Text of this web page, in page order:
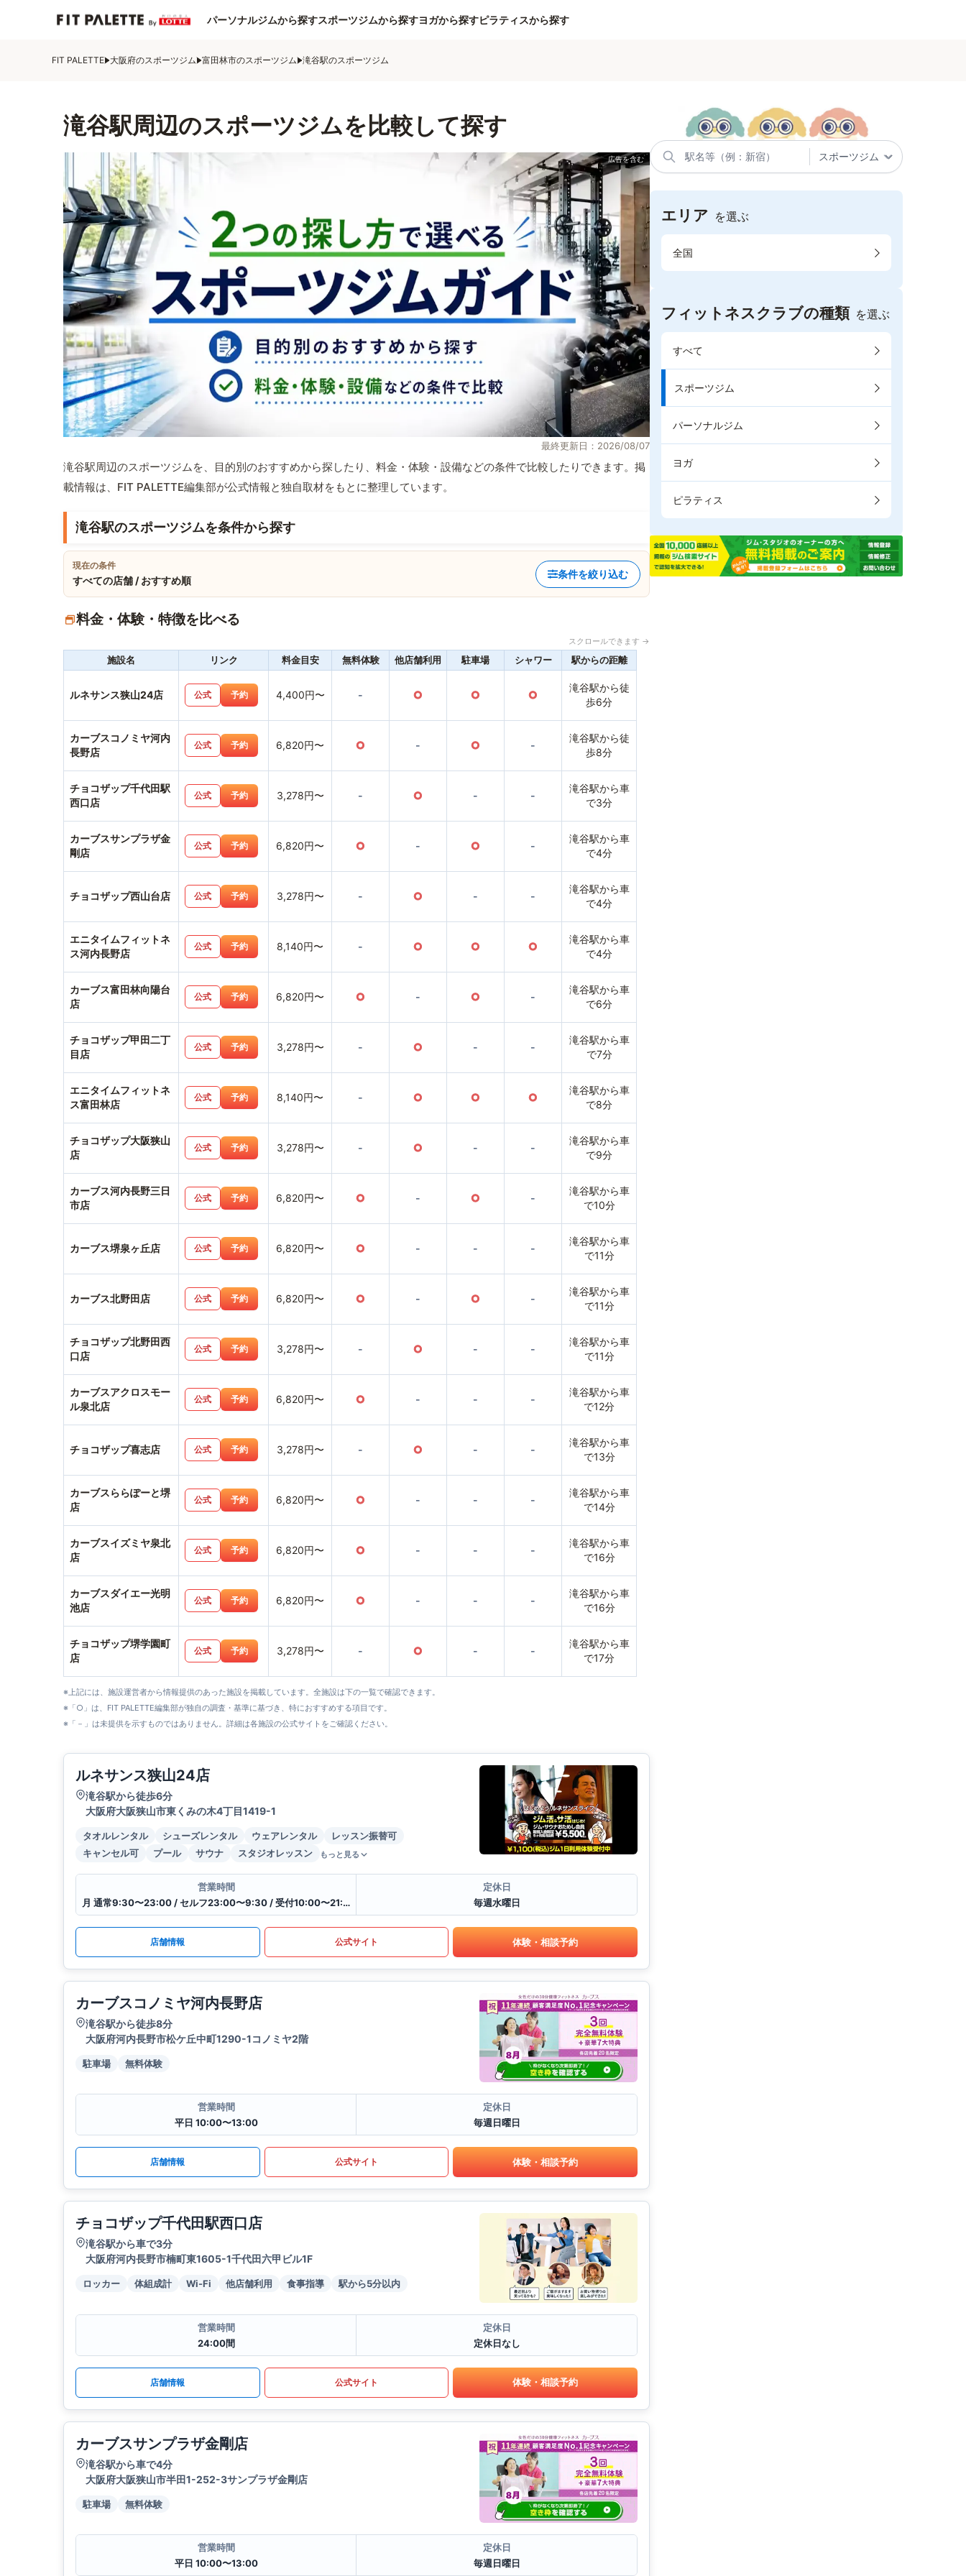
パーソナルジムから探すスポーツジムから探すヨガから探すピラティスから探す
FIT PALETTE 大阪府のスポーツジム 富田林市のスポーツジム 滝谷駅のスポーツジム
滝谷駅周辺のスポーツジムを比較して探す
最終更新日：2026/08/07
滝谷駅周辺のスポーツジムを、目的別のおすすめから探したり、料金・体験・設備などの条件で比較したりできます。掲
載情報は、FIT PALETTE編集部が公式情報と独自取材をもとに整理しています。
滝谷駅のスポーツジムを条件から探す
現在の条件
すべての店舗 / おすすめ順
条件を絞り込む
料金・体験・特徴を比べる
スクロールできます →
施設名 リンク 料金目安 無料体験 他店舗利用 駐車場 シャワー 駅からの距離
ルネサンス狭山24店 公式 予約 4,400円〜 - ○ ○ ○
滝谷駅から徒
歩6分
カーブスコノミヤ河内
長野店
公式 予約 6,820円〜 ○ - ○ -
滝谷駅から徒
歩8分
チョコザップ千代田駅
西口店
公式 予約 3,278円〜 - ○ - -
滝谷駅から車
で3分
カーブスサンプラザ金
剛店
公式 予約 6,820円〜 ○ - ○ -
滝谷駅から車
で4分
チョコザップ西山台店 公式 予約 3,278円〜 - ○ - -
滝谷駅から車
で4分
エニタイムフィットネ
ス河内長野店
公式 予約 8,140円〜 - ○ ○ ○
滝谷駅から車
で4分
カーブス富田林向陽台
店
公式 予約 6,820円〜 ○ - ○ -
滝谷駅から車
で6分
チョコザップ甲田二丁
目店
公式 予約 3,278円〜 - ○ - -
滝谷駅から車
で7分
エニタイムフィットネ
ス富田林店
公式 予約 8,140円〜 - ○ ○ ○
滝谷駅から車
で8分
チョコザップ大阪狭山
店
公式 予約 3,278円〜 - ○ - -
滝谷駅から車
で9分
カーブス河内長野三日
市店
公式 予約 6,820円〜 ○ - ○ -
滝谷駅から車
で10分
カーブス堺泉ヶ丘店 公式 予約 6,820円〜 ○ - - -
滝谷駅から車
で11分
カーブス北野田店 公式 予約 6,820円〜 ○ - ○ -
滝谷駅から車
で11分
チョコザップ北野田西
口店
公式 予約 3,278円〜 - ○ - -
滝谷駅から車
で11分
カーブスアクロスモー
ル泉北店
公式 予約 6,820円〜 ○ - - -
滝谷駅から車
で12分
チョコザップ喜志店 公式 予約 3,278円〜 - ○ - -
滝谷駅から車
で13分
カーブスららぽーと堺
店
公式 予約 6,820円〜 ○ - - -
滝谷駅から車
で14分
カーブスイズミヤ泉北
店
公式 予約 6,820円〜 ○ - - -
滝谷駅から車
で16分
カーブスダイエー光明
池店
公式 予約 6,820円〜 ○ - - -
滝谷駅から車
で16分
チョコザップ堺学園町
店
公式 予約 3,278円〜 - ○ - -
滝谷駅から車
で17分
※上記には、施設運営者から情報提供のあった施設を掲載しています。全施設は下の一覧で確認できます。
※「○」は、FIT PALETTE編集部が独自の調査・基準に基づき、特におすすめする項目です。
※「－」は未提供を示すものではありません。詳細は各施設の公式サイトをご確認ください。
ルネサンス狭山24店
滝谷駅から徒歩6分
大阪府大阪狭山市東くみの木4丁目1419-1
タオルレンタル シューズレンタル ウェアレンタル
レッスン振替可
キャンセル可
プール サウナ スタジオレッスン もっと見る
営業時間
月 通常9:30〜23:00 / セルフ23:00〜9:30 / 受付10:00〜21:00
定休日
毎週水曜日
店舗情報 公式サイト 体験・相談予約
カーブスコノミヤ河内長野店
滝谷駅から徒歩8分
大阪府河内長野市松ケ丘中町1290-1コノミヤ2階
駐車場 無料体験
営業時間
平日 10:00〜13:00
定休日
毎週日曜日
店舗情報 公式サイト 体験・相談予約
チョコザップ千代田駅西口店
滝谷駅から車で3分
大阪府河内長野市楠町東1605-1千代田六甲ビル1F
ロッカー 体組成計 Wi-Fi 他店舗利用 食事指導 駅から5分以内
営業時間
24:00間
定休日
定休日なし
店舗情報 公式サイト 体験・相談予約
カーブスサンプラザ金剛店
滝谷駅から車で4分
大阪府大阪狭山市半田1-252-3サンプラザ金剛店
駐車場 無料体験
営業時間
平日 10:00〜13:00
定休日
毎週日曜日
エリア を選ぶ
全国
フィットネスクラブの種類 を選ぶ
すべて
スポーツジム
パーソナルジム
ヨガ
ピラティス